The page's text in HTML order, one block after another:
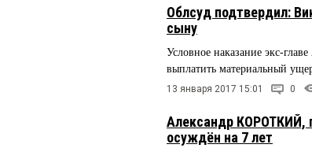
Облсуд подтвердил:
сыну
Условное наказание экс-
выплатить материальный
13 января 2017 15:01 0
Александр КОРОТКИЙ,
осуждён на 7 лет